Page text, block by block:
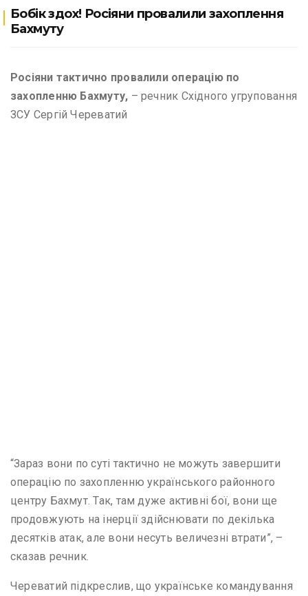
Бобік здох! Росіяни провалили захоплення
Бахмуту
Росіяни тактично провалили операцію по
захопленню Бахмуту, – речник Східного угруповання
ЗСУ Сергій Череватий
“Зараз вони по суті тактично не можуть завершити
операцію по захопленню українського районного
центру Бахмут. Так, там дуже активні бої, вони ще
продовжують на інерції здійснювати по декілька
десятків атак, але вони несуть величезні втрати”, –
сказав речник.
Череватий підкреслив, що українське командування